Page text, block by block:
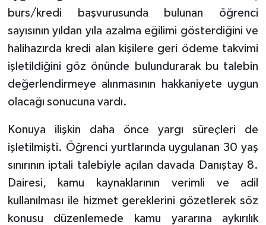
burs/kredi başvurusunda bulunan öğrenci
sayısının yıldan yıla azalma eğilimi gösterdiğini ve
halihazırda kredi alan kişilere geri ödeme takvimi
işletildiğini göz önünde bulundurarak bu talebin
değerlendirmeye alınmasının hakkaniyete uygun
olacağı sonucuna vardı.
Konuya ilişkin daha önce yargı süreçleri de
işletilmişti. Öğrenci yurtlarında uygulanan 30 yaş
sınırının iptali talebiyle açılan davada Danıştay 8.
Dairesi, kamu kaynaklarının verimli ve adil
kullanılması ile hizmet gereklerini gözetlerek söz
konusu düzenlemede kamu yararına aykırılık